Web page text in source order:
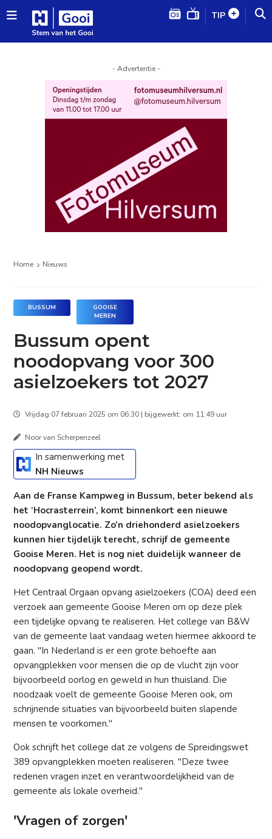
TIP
- Advertentie -
Home Nieuws
BUSSUM
GOOISE
MEREN
Bussum opent
noodopvang voor 300
asielzoekers tot 2027
Vrijdag 07 februari 2025 om 06:30 | bijgewerkt: om 11:49 uur
Noor van Scherpenzeel
In samenwerking met
NH Nieuws
Aan de Franse Kampweg in Bussum, beter bekend als
het ‘Hocrasterrein’, komt binnenkort een nieuwe
noodopvanglocatie. Zo’n driehonderd asielzoekers
kunnen hier tijdelijk terecht, schrijf de gemeente
Gooise Meren. Het is nog niet duidelijk wanneer de
noodopvang geopend wordt.
Het Centraal Orgaan opvang asielzoekers (COA) deed een
verzoek aan gemeente Gooise Meren om op deze plek
een tijdelijke opvang te realiseren. Het college van B&W
van de gemeente laat vandaag weten hiermee akkoord te
gaan. "In Nederland is er een grote behoefte aan
opvangplekken voor mensen die op de vlucht zijn voor
bijvoorbeeld oorlog en geweld in hun thuisland. Die
noodzaak voelt de gemeente Gooise Meren ook, om
schrijnende situaties van bijvoorbeeld buiten slapende
mensen te voorkomen."
Ook schrijft het college dat ze volgens de Spreidingswet
389 opvangplekken moeten realiseren. "Deze twee
redenen vragen inzet en verantwoordelijkheid van de
gemeente als lokale overheid."
'Vragen of zorgen'